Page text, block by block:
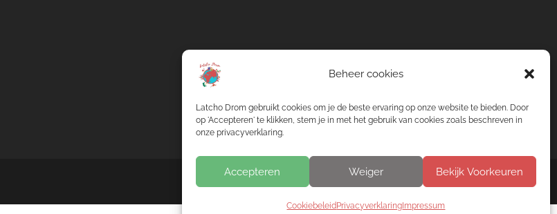
Beheer cookies
Latcho Drom gebruikt cookies om je de beste ervaring op onze website te bieden. Door
op 'Accepteren' te klikken, stem je in met het gebruik van cookies zoals beschreven in
onze privacyverklaring.
Accepteren Weiger Bekijk Voorkeuren
CookiebeleidPrivacyverklaring Impressum